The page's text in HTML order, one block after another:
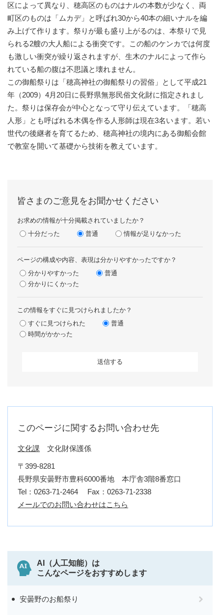
区によって異なり、穂高区のものはナルの本数が少なく、両
町区のものは「ムカデ」と呼ばれ30から40本の細いナルを編
み上げて作ります。祭りが最も盛り上がるのは、本祭りで見
られる2艘の大人船による衝突です。この船のケンカでは何度
も激しい衝突が繰り返されますが、生木のナルによって作ら
れている船の腹は不思議と壊れません。
この御船祭りは「穂高神社の御船祭りの習俗」として平成21
年（2009）4月20日に長野県無形民俗文化財に指定されまし
た。祭りは保存会が中心となって守り伝えています。「穂高
人形」とも呼ばれる木偶を作る人形師は現在3名います。若い
世代の後継者を育てるため、穂高神社の境内にある御船会館
で教室を開いて基礎から技術を教えています。
皆さまのご意見をお聞かせください
お求めの情報が十分掲載されていましたか？
十分だった
普通 情報が足りなかった
ページの構成や内容、表現は分かりやすかったですか？
分かりやすかった
普通
分かりにくかった
この情報をすぐに見つけられましたか？
すぐに見つけられた
普通
時間がかかった
このページに関するお問い合わせ先
文化課 文化財保護係
〒399-8281
長野県安曇野市豊科6000番地 本庁舎3階8番窓口
Tel：0263-71-2464
Fax：0263-71-2338
メールでのお問い合わせはこちら
AI（人工知能）は
こんなページをおすすめします
安曇野のお船祭り